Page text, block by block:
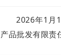
2026年1月
产品批发有限责